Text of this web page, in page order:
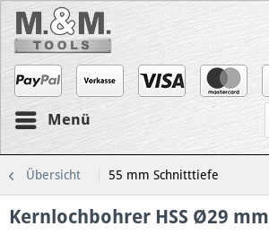
Menü
Übersicht 55 mm Schnitttiefe
Kernlochbohrer HSS Ø29 mm